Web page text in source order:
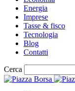
Energia
Imprese
Tasse & fisco
Tecnologia
Blog
Contatti
Cerca